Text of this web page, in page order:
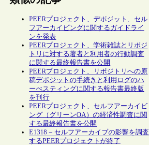
PEERプロジェクト、デポジット、セル
フアーカイビングに関するガイドライ
ンを発表
PEERプロジェクト、学術雑誌とリポジ
トリに対する著者と利用者の行動調査
に関する最終報告書を公開
PEERプロジェクト、リポジトリへの原
稿デポジットの手続きと利用ログのハ
ーべスティングに関する報告書最終版
を刊行
PEERプロジェクト、セルフアーカイビ
ング（グリーンOA）の経済性調査に関
する最終報告書を公開
E1318 – セルフアーカイブの影響を調査
するPEERプロジェクトが終了